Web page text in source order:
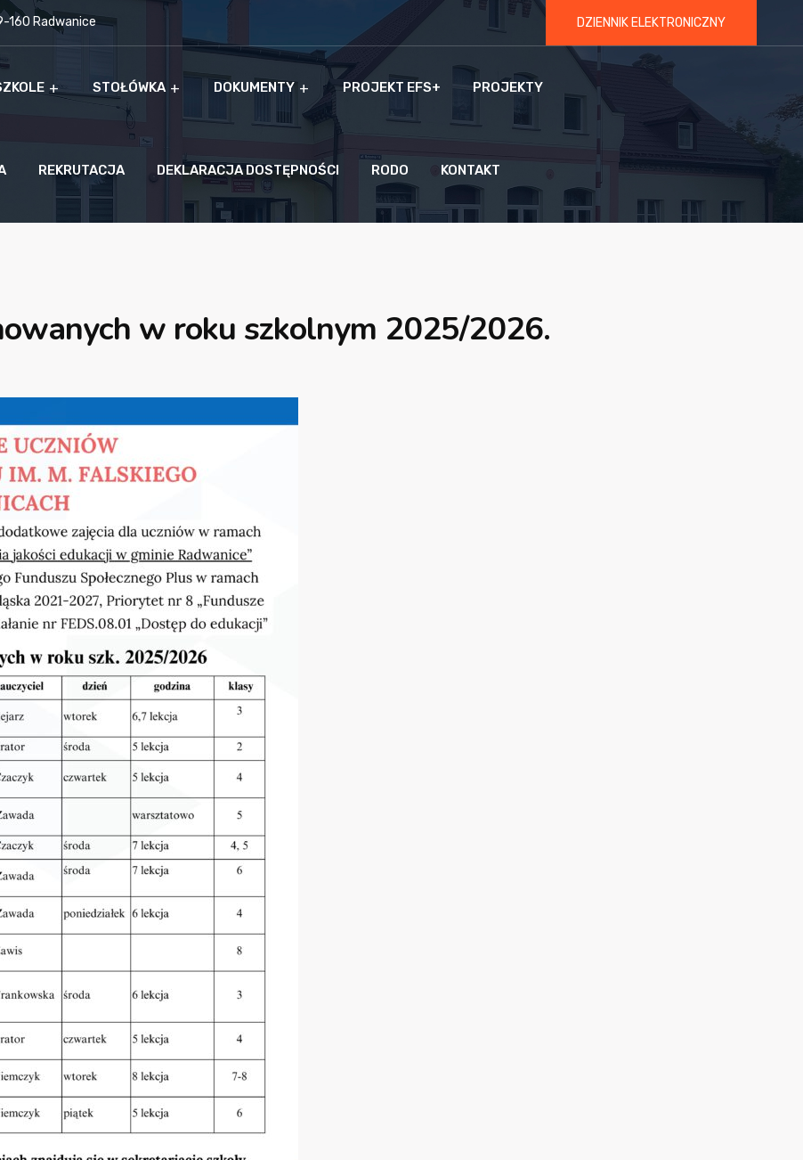
160 Radwanice DZIENNIK ELEKTRONICZNY
STOŁÓWKA DOKUMENTY PROJEKT EFS+ PROJEKTY
REKRUTACJA DEKLARACJA DOSTĘPNOŚCI RODO KONTAKT
w roku szkolnym 2025/2026.